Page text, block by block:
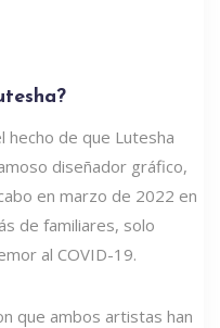
hecho de que Lutesha
diseñador gráfico,
en marzo de 2022 en
de familiares, solo
al COVID-19.
que ambos artistas han